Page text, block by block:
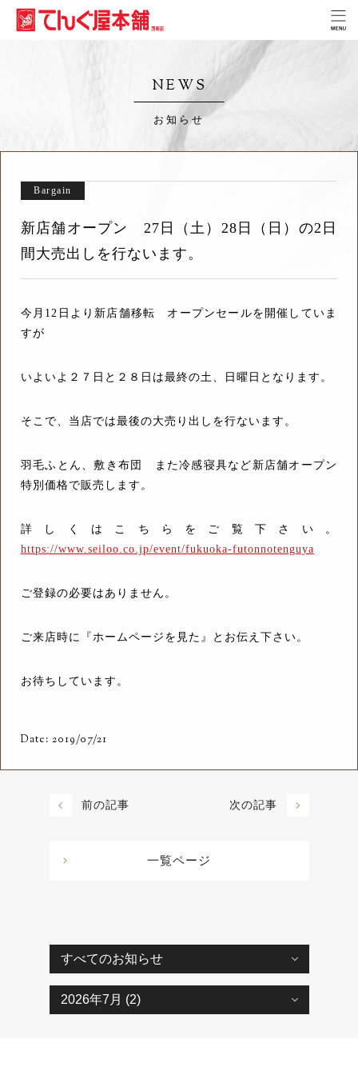
NEWS
お知らせ
新店舗オープン 27日（土）28日（日）の2日
間大売出しを行ないます。
Bargain
今月12日より新店舗移転 オープンセールを開催していま
すが
いよいよ２７日と２８日は最終の土、日曜日となります。
そこで、当店では最後の大売り出しを行ないます。
羽毛ふとん、敷き布団 また冷感寝具など新店舗オープン
特別価格で販売します。
詳しくはこちらをご覧下さい。
https://www.seiloo.co.jp/event/fukuoka-futonnotenguya
ご登録の必要はありません。
ご来店時に『ホームページを見た』とお伝え下さい。
お待ちしています。
Date: 2019/07/21
前の記事 次の記事
一覧ページ